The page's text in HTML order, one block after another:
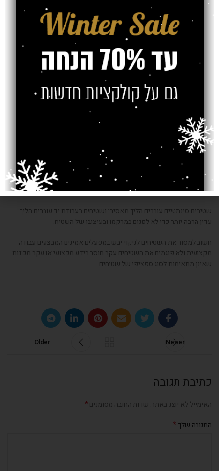
אופן ניקוי שטיחים בניקוי יבש
מפעלים המתמחים בניקוי שטיחים בשיטת הניקוי היבש, מבצעים פעולות
בסדר זהה, קיימת מכונה השואבת את מלוא הלכלוך והאבק מהשטיחים.
לאחר מכן מזריקים בלחץ גבוה לתוכם מים וחומרי ניקוי, קרצוף השטיחים
באמצעות מברשות מסתובבות הסורקות את השטיחים בכל גודלם.
השלב הסופי הוא סחיטה של השטיח מכל המים שהצטברו בו וייבוש מיוחד
בחדר המיועד לכך.
שטיחים סינתטיים עוברים הליך מאסיבי ושטיחים בעבודת יד עוברים הליך
עדין הרבה יותר כדי לא לפגום במרקמו ובעיצובו של השטיח.
חשוב למסור את השטיחים לניקוי יבש במפעלים אמינים המבצעים עבודה
מקצועית ולא פוגמים את השטיחים עקב חוסר בידע מקצועי או עקב מכונות
שאינן מתאימות לסוג ספציפי של שטיחים.
Newer
Older
כתיבת תגובה
האימייל לא יוצג באתר. שדות החובה מסומנים*
התגובה שלך*